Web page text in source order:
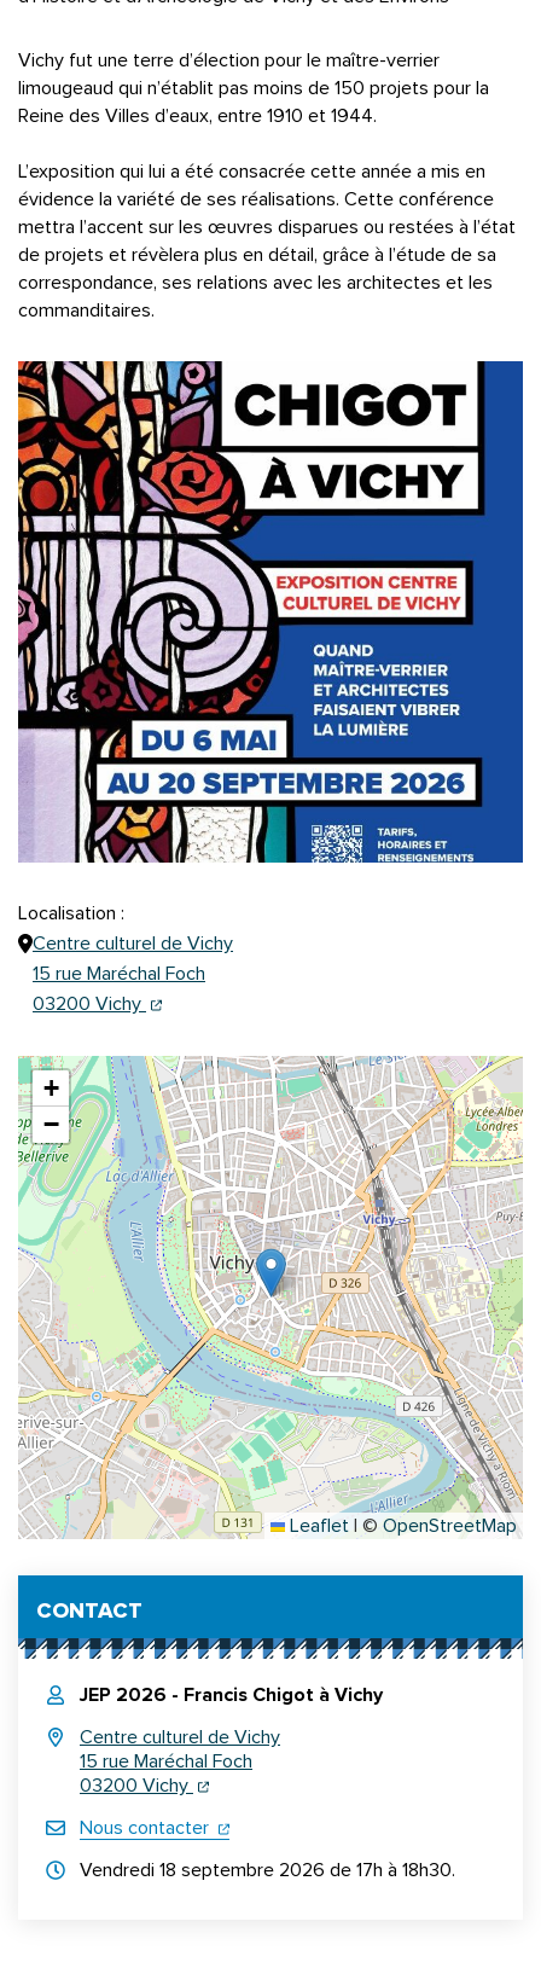
Vichy fut une terre d’élection pour le maître-verrier
limougeaud qui n’établit pas moins de 150 projets pour la
Reine des Villes d’eaux, entre 1910 et 1944.
L’exposition qui lui a été consacrée cette année a mis en
évidence la variété de ses réalisations. Cette conférence
mettra l’accent sur les œuvres disparues ou restées à l’état
de projets et révèlera plus en détail, grâce à l’étude de sa
correspondance, ses relations avec les architectes et les
commanditaires.
Localisation :
Centre culturel de Vichy
15 rue Maréchal Foch
03200 Vichy (ouverture dans un nouvel onglet)
(ouverture dans un nouvel onglet)
+
−
Leaflet | © OpenStreetMap
CONTACT
JEP 2026 - Francis Chigot à Vichy
Centre culturel de Vichy
15 rue Maréchal Foch
03200 Vichy (ouverture dans un nouvel onglet)
(ouverture dans un nouvel onglet)
Nous contacter
(ouverture dans un nouvel onglet)
Horraires d'ouverture
Vendredi 18 septembre 2026 de 17h à 18h30.